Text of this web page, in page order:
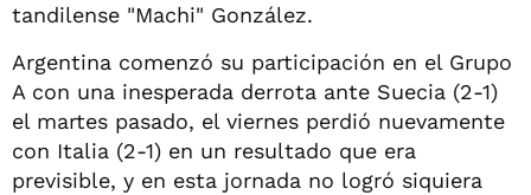
tandilense "Machi" González.
Argentina comenzó su participación en el Grupo
A con una inesperada derrota ante Suecia (2-1)
el martes pasado, el viernes perdió nuevamente
con Italia (2-1) en un resultado que era
previsible, y en esta jornada no logró siquiera